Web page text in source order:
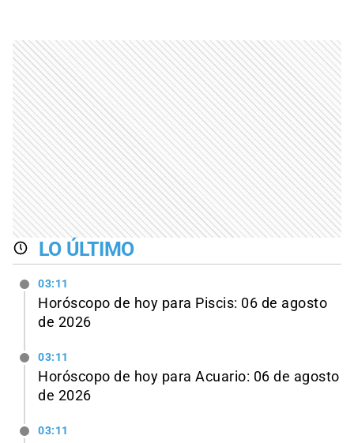
LO ÚLTIMO
03:11
Horóscopo de hoy para Piscis: 06 de agosto
de 2026
03:11
Horóscopo de hoy para Acuario: 06 de agosto
de 2026
03:11